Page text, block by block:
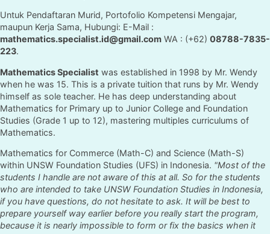
Untuk Pendaftaran Murid, Portofolio Kompetensi Mengajar,
maupun Kerja Sama, Hubungi: E-Mail :
mathematics.specialist.id@gmail.com WA : (+62) 08788-7835-
223.
Mathematics Specialist was established in 1998 by Mr. Wendy
when he was 15. This is a private tuition that runs by Mr. Wendy
himself as sole teacher. He has deep understanding about
Mathematics for Primary up to Junior College and Foundation
Studies (Grade 1 up to 12), mastering multiples curriculums of
Mathematics.
Mathematics for Commerce (Math-C) and Science (Math-S)
within UNSW Foundation Studies (UFS) in Indonesia. "Most of the
students I handle are not aware of this at all. So for the students
who are intended to take UNSW Foundation Studies in Indonesia,
if you have questions, do not hesitate to ask. It will be best to
prepare yourself way earlier before you really start the program,
because it is nearly impossible to form or fix the basics when it